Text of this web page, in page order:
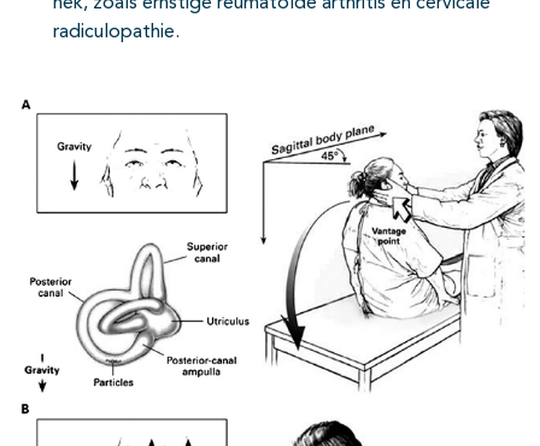
radiculopathie.